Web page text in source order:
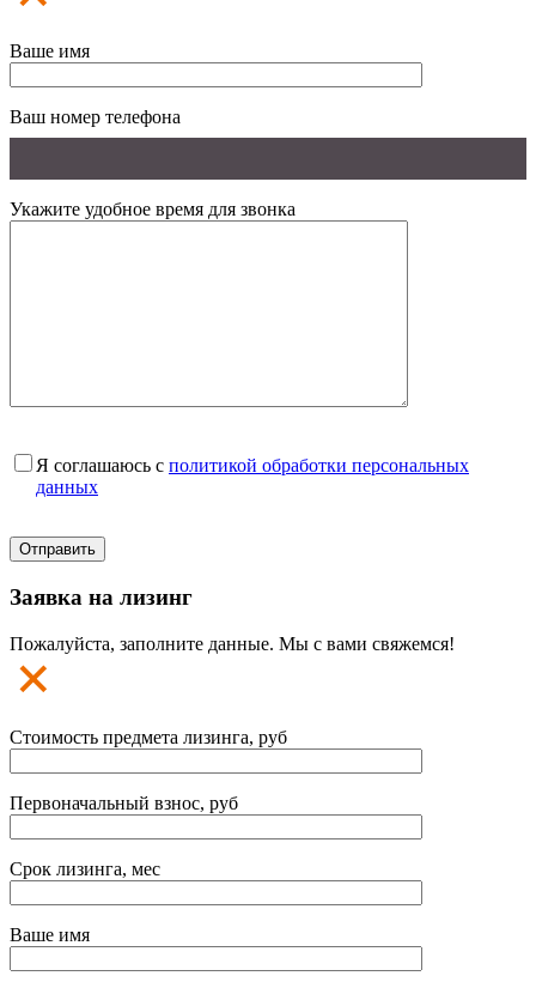
Ваше имя
Ваш номер телефона
Укажите удобное время для звонка
Я соглашаюсь с политикой обработки персональных
данных
Заявка на лизинг
Пожалуйста, заполните данные. Мы с вами свяжемся!
Стоимость предмета лизинга, руб
Первоначальный взнос, руб
Срок лизинга, мес
Ваше имя